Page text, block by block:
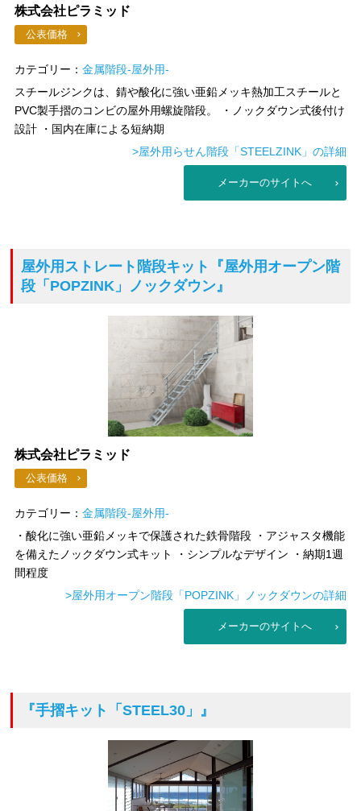
株式会社ピラミッド
公表価格
カテゴリー：金属階段-屋外用-
スチールジンクは、錆や酸化に強い亜鉛メッキ熱加工スチールと
PVC製手摺のコンビの屋外用螺旋階段。 ・ノックダウン式後付け
設計 ・国内在庫による短納期
>屋外用らせん階段「STEELZINK」の詳細
メーカーのサイトへ
屋外用ストレート階段キット
『屋外用オープン階
段「POPZINK」ノックダウン』
株式会社ピラミッド
公表価格
カテゴリー：金属階段-屋外用-
・酸化に強い亜鉛メッキで保護された鉄骨階段 ・アジャスタ機能
を備えたノックダウン式キット ・シンプルなデザイン ・納期1週
間程度
>屋外用オープン階段「POPZINK」ノックダウンの詳細
メーカーのサイトへ
『手摺キット「STEEL30」』